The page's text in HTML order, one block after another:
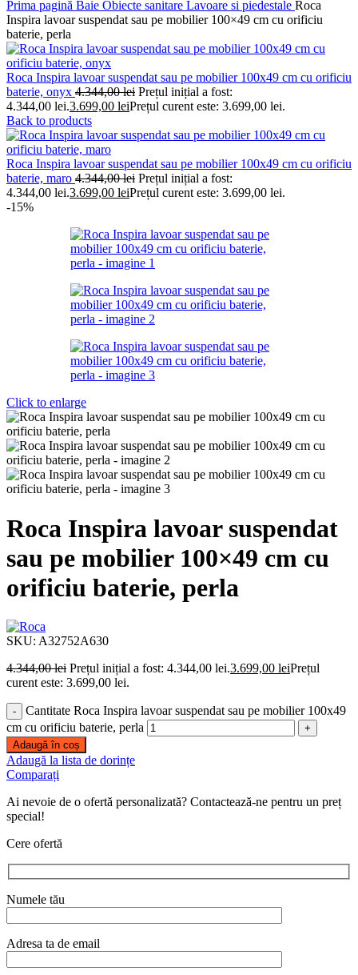
Prima pagină Baie Obiecte sanitare Lavoare si piedestale Roca
Inspira lavoar suspendat sau pe mobilier 100×49 cm cu orificiu
baterie, perla
Roca Inspira lavoar suspendat sau pe mobilier 100x49 cm cu orificiu
baterie, onyx 4.344,00lei Prețul inițial a fost:
4.344,00 lei.3.699,00 leiPrețul curent este: 3.699,00 lei.
Back to products
Roca Inspira lavoar suspendat sau pe mobilier 100x49 cm cu orificiu
baterie, maro 4.344,00lei Prețul inițial a fost:
4.344,00 lei.3.699,00 leiPrețul curent este: 3.699,00 lei.
-15%
Click to enlarge
Roca Inspira lavoar suspendat
sau pe mobilier 100×49 cm cu
orificiu baterie, perla
SKU: A32752A630
4.344,00lei Prețul inițial a fost: 4.344,00 lei.3.699,00 leiPrețul
curent este: 3.699,00 lei.
Cantitate Roca Inspira lavoar suspendat sau pe mobilier 100x49
cm cu orificiu baterie, perla
Adaugă în coș
Adaugă la lista de dorințe
Comparați
Ai nevoie de o ofertă personalizată? Contactează-ne pentru un preț
special!
Cere ofertă
Numele tău
Adresa ta de email